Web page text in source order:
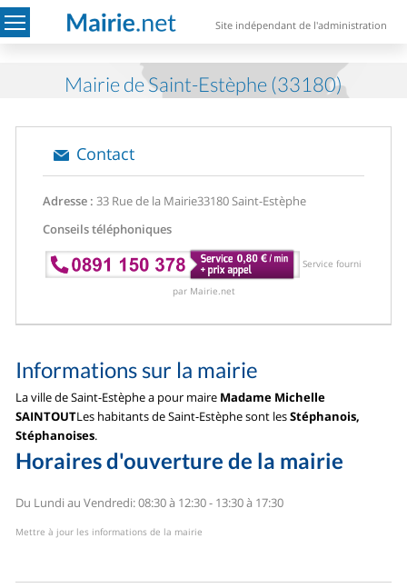
Site indépendant de l'administration
Mairie de Saint-Estèphe (33180)
Contact
Adresse : 33 Rue de la Mairie33180 Saint-Estèphe
Conseils téléphoniques
Service fourni
par Mairie.net
Informations sur la mairie
La ville de Saint-Estèphe a pour maire Madame Michelle
SAINTOUTLes habitants de Saint-Estèphe sont lesStéphanois,
Stéphanoises.
Horaires d'ouverture de la mairie
Du Lundi au Vendredi: 08:30 à 12:30 - 13:30 à 17:30
Mettre à jour les informations de la mairie